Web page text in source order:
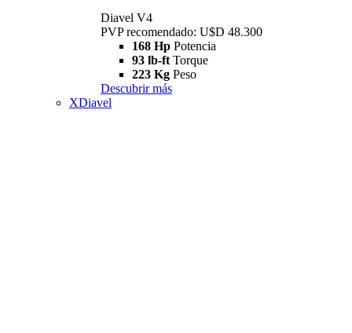
Diavel V4
PVP recomendado: U$D 48.300
168 Hp Potencia
93 lb-ft Torque
223 Kg Peso
Descubrir más
XDiavel